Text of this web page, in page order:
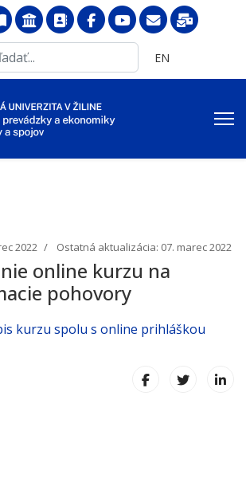
...
Vyberte váš jazyk
EN
2022 Ostatná aktualizácia: 07. marec 2022
online kurzu na
pohovory
kurzu spolu s online prihláškou